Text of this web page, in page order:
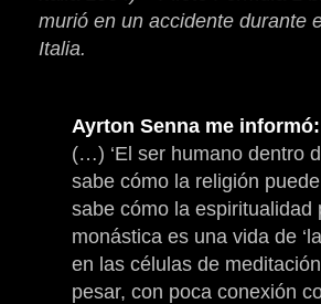
murió en un accidente durante
Italia.
Ayrton Senna me informó:
(…) ‘El ser humano dentro
sabe cómo la religión
sabe cómo la
monástica es una vida de
en las células de
pesar, con poca conexión